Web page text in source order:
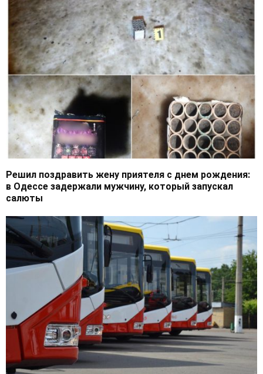
Решил поздравить жену приятеля с днем рождения:
в Одессе задержали мужчину, который запускал
салюты